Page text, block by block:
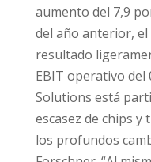
aumento del 7,9
del año anterior,
resultado
EBIT operativo del
Solutions está
escasez de chips
los profundos